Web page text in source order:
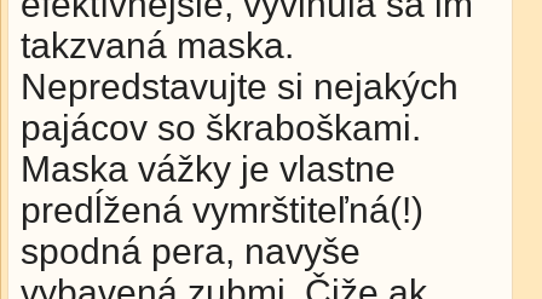
takzvaná maska.
Nepredstavujte si nejakých
pajácov so škraboškami.
Maska vážky je vlastne
predĺžená vymrštiteľná(!)
spodná pera, navyše